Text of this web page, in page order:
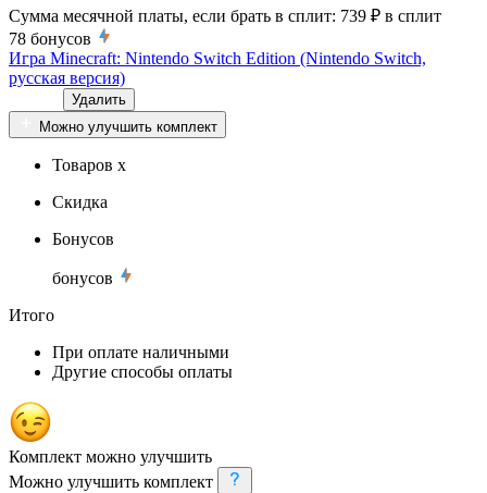
Сумма месячной платы, если брать в сплит: 739 ₽ в сплит
78 бонусов
Игра Minecraft: Nintendo Switch Edition (Nintendo Switch,
русская версия)
Удалить
Можно улучшить комплект
Товаров x
Скидка
Бонусов
бонусов
Итого
При оплате наличными
Другие способы оплаты
Комплект можно улучшить
Можно улучшить комплект